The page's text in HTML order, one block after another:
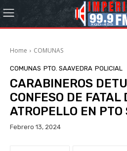
Home COMUNAS
COMUNAS PTO. SAAVEDRA POLICIAL
CARABINEROS
CONFESO DE FATAL
ATROPELLO EN
Febrero 13, 2024